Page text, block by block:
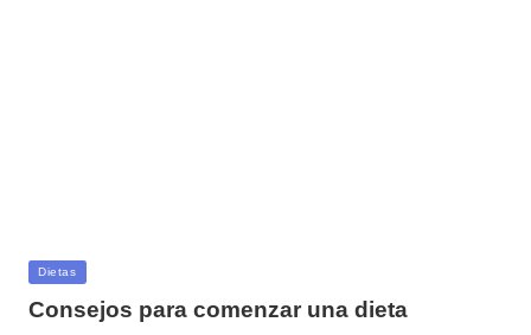
Publicada
Dietas
Consejos para comenzar una dieta